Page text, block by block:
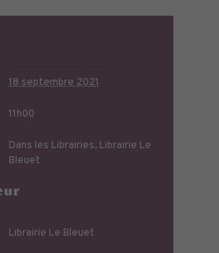
18 septembre 2021
11h00
Dans les Librairies, Librairie Le
Bleuet
Librairie Le Bleuet